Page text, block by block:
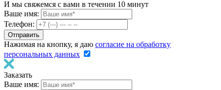
И мы свяжемся с вами в течении 10 минут
Ваше имя:
Телефон:
Нажимая на кнопку, я даю согласие на обработку
персональных данных
Заказать
Ваше имя: